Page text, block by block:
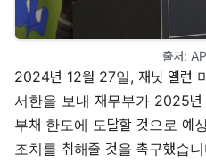
출처:
2024년 12월 27일, 재닛 옐런
서한을 보내 재무부가 2025
부채 한도에 도달할 것으로 예
조치를 취해줄 것을 촉구했습